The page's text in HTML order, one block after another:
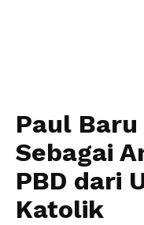
Paul
Sebagai
PBD dari
Katolik